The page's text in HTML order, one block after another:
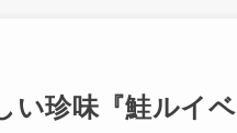
い珍味『鮭ルイベ